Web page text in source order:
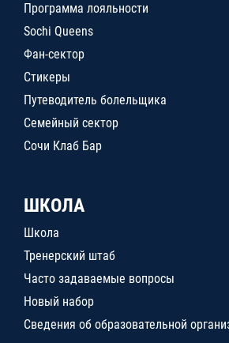
Программа лояльности
Sochi Queens
Фан-сектор
Стикеры
Путеводитель болельщика
Семейный сектор
Сочи Клаб Бар
ШКОЛА
Школа
Тренерский штаб
Часто задаваемые вопросы
Новый набор
Сведения об образовательной